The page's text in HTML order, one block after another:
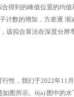
合得到的峰值位置的均
计数的增加，方差逐 渐
该拟合算法在深度分辨
性，我们于2022年11
如图所示。6(a).图中的